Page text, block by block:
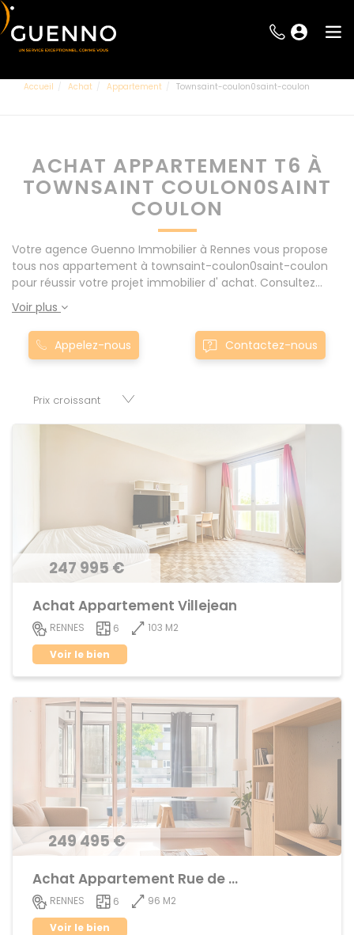
Accueil Achat Appartement Townsaint-coulon0saint-coulon
ACHAT APPARTEMENT T6 À
TOWNSAINT COULON0SAINT
COULON
Votre agence Guenno Immobilier à Rennes vous propose
tous nos appartement à townsaint-coulon0saint-coulon
pour réussir votre projet immobilier d' achat. Consultez
l'ensemble de nos offres à Rennes mais également aux
alentours : Le Rheu, Pacé, Montgermont... Nos appartement
T6 à townsaint-coulon0saint-coulon sont proposés au
meilleur prix du marché pour permettre au plus grand
commerces, appartements, maisons, immeubles, terrains
Voir plus
Appelez-nous Contactez-nous
247 995 €
Achat Appartement Villejean
RENNES 6
103 M2
Voir le bien
249 495 €
Achat Appartement Rue de Nantes
RENNES 6
96 M2
Voir le bien